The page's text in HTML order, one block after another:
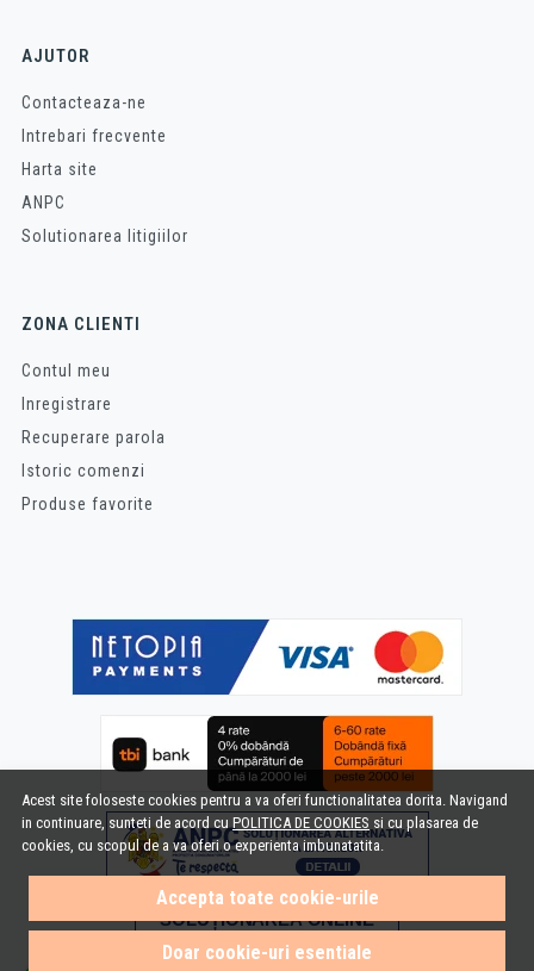
Acest site foloseste cookies pentru a va oferi functionalitatea dorita. Navigand
in continuare, sunteti de acord cuPOLITICA DE COOKIES si cu plasarea de
cookies, cu scopul de a va oferi o experienta imbunatatita.
Accepta toate cookie-urile
Doar cookie-uri esentiale
AJUTOR
Contacteaza-ne
Intrebari frecvente
Harta site
ANPC
Solutionarea litigiilor
ZONA CLIENTI
Contul meu
Inregistrare
Recuperare parola
Istoric comenzi
Produse favorite